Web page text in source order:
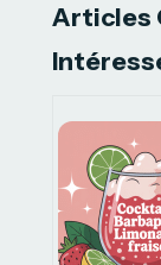
Articles